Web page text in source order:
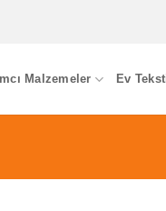
Malzemeler Ev